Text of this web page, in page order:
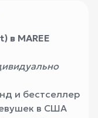
в MAREE
и бестселлер
в США